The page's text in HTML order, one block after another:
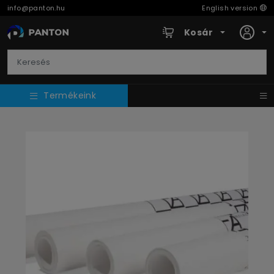
info@panton.hu English version
Kosár
Termékeink